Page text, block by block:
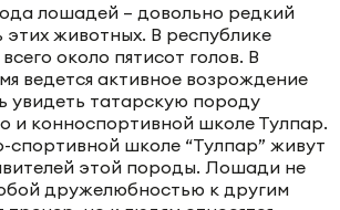
лошадей – довольно редкий
этих животных. В республике
около пятисот голов. В
ведется активное возрождение
увидеть татарскую породу
и конноспортивной школе Тулпар.
спортивной школе “Тулпар” живут
этой породы. Лошади не
дружелюбностью к другим